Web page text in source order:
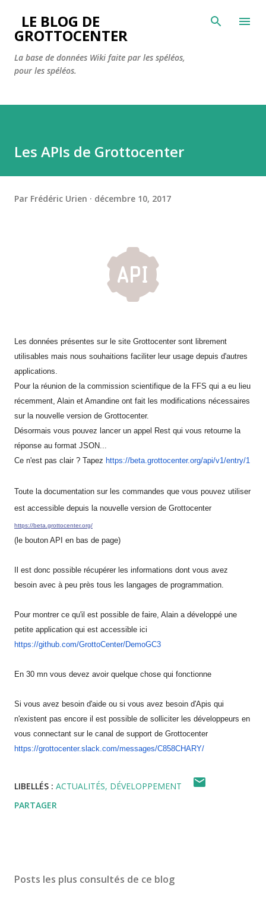
Accéder au contenu principal
LE BLOG DE
GROTTOCENTER
La base de données Wiki faite par les spéléos,
pour les spéléos.
Les APIs de Grottocenter
Par Frédéric Urien décembre 10, 2017
Les données présentes sur le site Grottocenter sont librement
utilisables mais nous souhaitions faciliter leur usage depuis d'autres
applications.
Pour la réunion de la commission scientifique de la FFS qui a eu lieu
récemment, Alain et Amandine ont fait les modifications nécessaires
sur la nouvelle version de Grottocenter.
Désormais vous pouvez lancer un appel Rest qui vous retourne la
réponse au format JSON...
Ce n'est pas clair ? Tapez https://beta.grottocenter.org/api/v1/entry/1
Toute la documentation sur les commandes que vous pouvez utiliser
est accessible depuis la nouvelle version de Grottocenter
https://beta.grottocenter.org/
(le bouton API en bas de page)
Il est donc possible récupérer les informations dont vous avez
besoin avec à peu près tous les langages de programmation.
Pour montrer ce qu'il est possible de faire, Alain a développé une
petite application qui est accessible ici
https://github.com/GrottoCenter/DemoGC3
En 30 mn vous devez avoir quelque chose qui fonctionne
Si vous avez besoin d'aide ou si vous avez besoin d'Apis qui
n'existent pas encore il est possible de solliciter les développeurs en
vous connectant sur le canal de support de Grottocenter
https://grottocenter.slack.com/messages/C858CHARY/
LIBELLÉS : ACTUALITÉS DÉVELOPPEMENT
PARTAGER
Posts les plus consultés de ce blog